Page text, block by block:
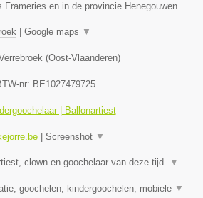
Frameries en in de provincie Henegouwen.
| Google maps ▼
(Oost-Vlaanderen)
nr: BE1027479725
| Ballonartiest
| Screenshot ▼
clown en goochelaar van deze tijd. ▼
goochelen, kindergoochelen, mobiele ▼